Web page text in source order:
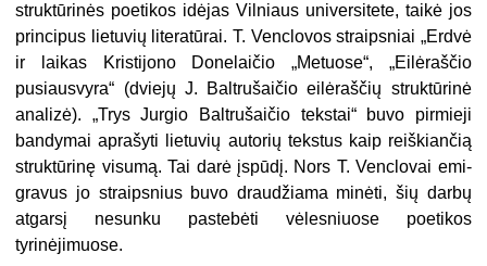
struktūrinės poetikos idėjas Vilniaus universitete, taikė jos
principus lietuvių literatūrai. T. Venclovos straipsniai „Erdvė
ir laikas Kristijono Donelaičio „Metuose“, „Eilėraščio
pusiausvyra“ (dviejų J. Baltrušaičio eilėraščių struktūrinė
analizė). „Trys Jurgio Baltrušaičio tekstai“ buvo pirmieji
bandymai aprašyti lietuvių autorių tekstus kaip reiškiančią
struktūrinę visumą. Tai darė įspūdį. Nors T. Venclovai emi­
gravus jo straipsnius buvo draudžiama minėti, šių darbų
atgarsį nesunku pastebėti vėlesniuose poetikos
tyrinėjimuose.